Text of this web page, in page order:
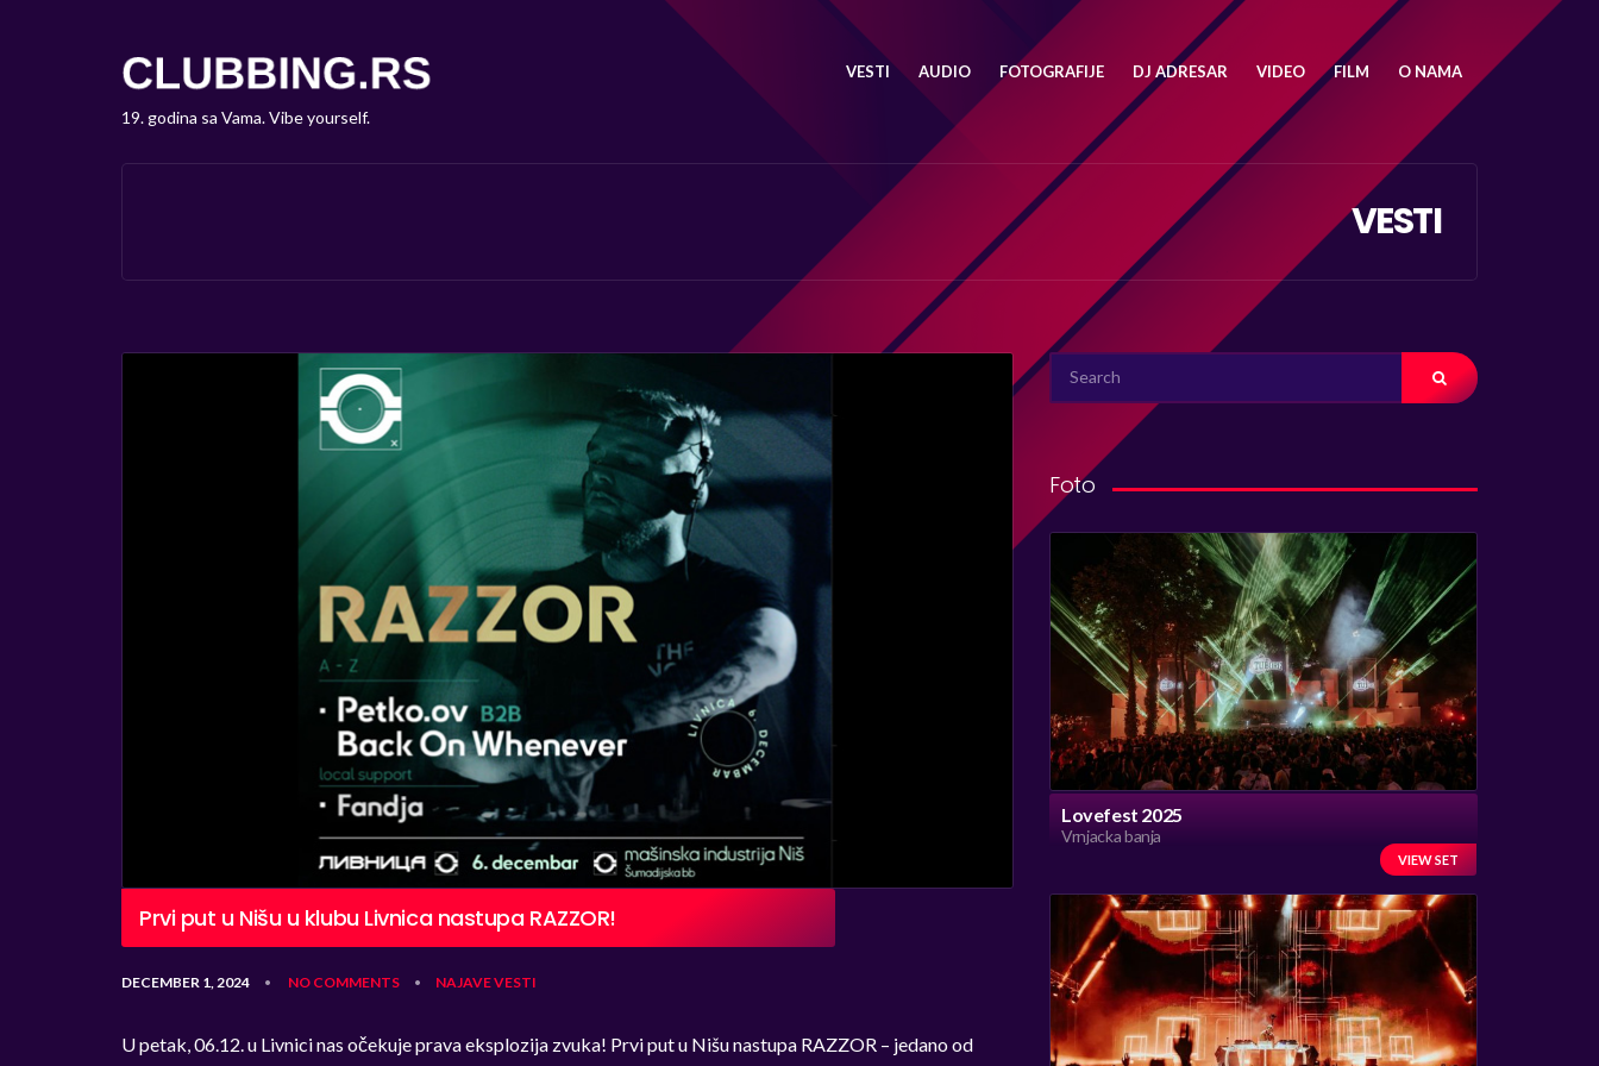
19. godina sa Vama. Vibe yourself.
VESTI AUDIO FOTOGRAFIJE DJ ADRESAR VIDEO FILM O NAMA
VESTI
Prvi put u Nišu u klubu Livnica nastupa RAZZOR!
DECEMBER 1, 2024 • NO COMMENTS • NAJAVEVESTI
U petak, 06.12. u Livnici nas očekuje prava eksplozija zvuka! Prvi put u Nišu nastupa RAZZOR – jedano od
SEARCH
FOR:
Foto
Lovefest 2025
Vrnjacka banja
VIEW SET